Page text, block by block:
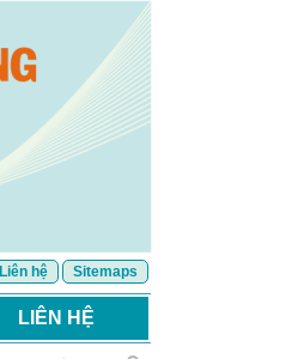
Liên hệ Sitemaps
LIÊN HỆ